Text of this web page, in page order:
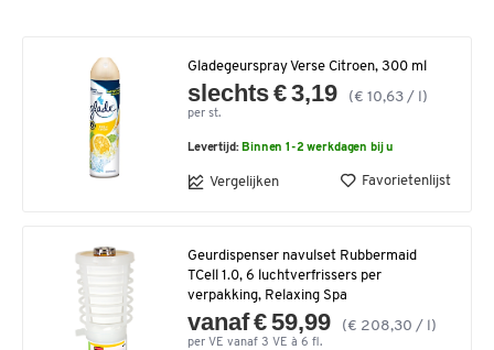
Gladegeurspray Verse Citroen, 300 ml
slechts € 3,19 (€ 10,63 / l)
per st.
Levertijd: Binnen 1-2 werkdagen bij u
Vergelijken Favorietenlijst
Geurdispenser navulset Rubbermaid
TCell 1.0, 6 luchtverfrissers per
verpakking, Relaxing Spa
vanaf € 59,99 (€ 208,30 / l)
per VE vanaf 3 VE à 6 fl.